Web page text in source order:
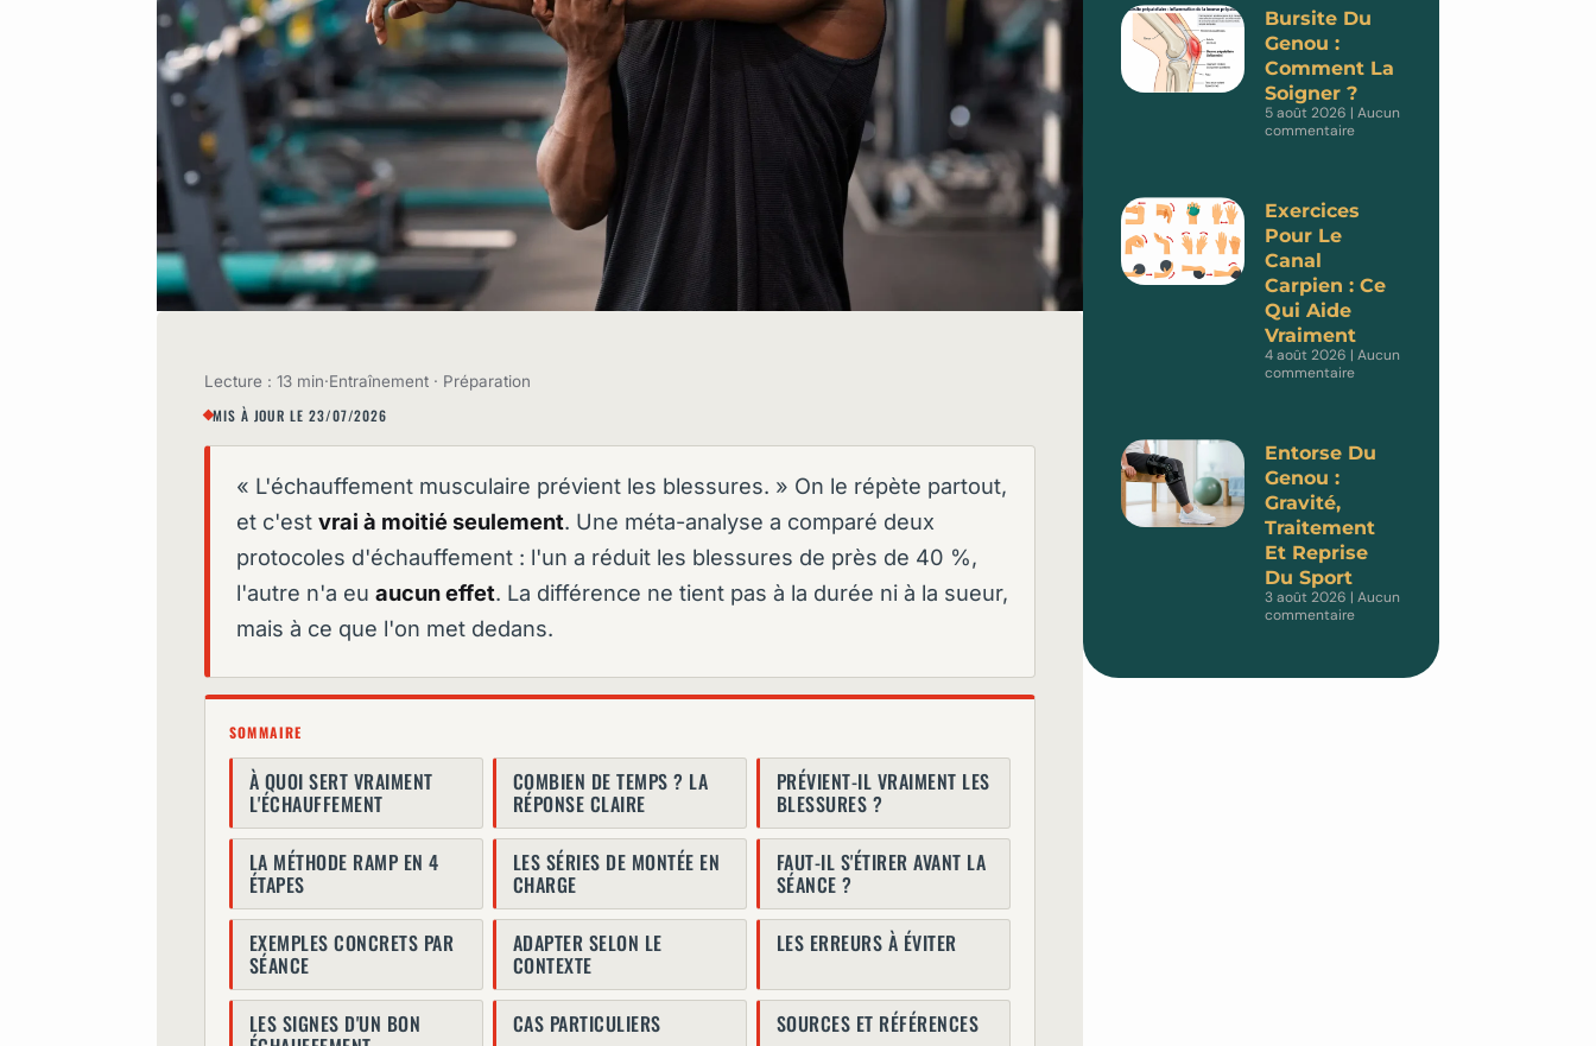
Lecture : 13 min·Entraînement · Préparation
MIS À JOUR LE 23/07/2026
« L'échauffement musculaire prévient les blessures. » On le répète partout,
et c'est vrai à moitié seulement. Une méta-analyse a comparé deux
protocoles d'échauffement : l'un a réduit les blessures de près de 40 %,
l'autre n'a eu aucun effet. La différence ne tient pas à la durée ni à la sueur,
mais à ce que l'on met dedans.
SOMMAIRE
À QUOI SERT VRAIMENT
L'ÉCHAUFFEMENT
COMBIEN DE TEMPS ? LA
RÉPONSE CLAIRE
PRÉVIENT-IL VRAIMENT LES
BLESSURES ?
LA MÉTHODE RAMP EN 4
ÉTAPES
LES SÉRIES DE MONTÉE EN
CHARGE
FAUT-IL S'ÉTIRER AVANT LA
SÉANCE ?
EXEMPLES CONCRETS PAR
SÉANCE
ADAPTER SELON LE
CONTEXTE
LES ERREURS À ÉVITER
LES SIGNES D'UN BON CAS PARTICULIERS SOURCES ET RÉFÉRENCES
Bursite Du
Genou :
Comment La
Soigner ?
5 août 2026
Aucun
commentaire
Exercices
Pour Le
Canal
Carpien : Ce
Qui Aide
Vraiment
4 août 2026
Aucun
commentaire
Entorse Du
Genou :
Gravité,
Traitement
Et Reprise
Du Sport
3 août 2026
Aucun
commentaire